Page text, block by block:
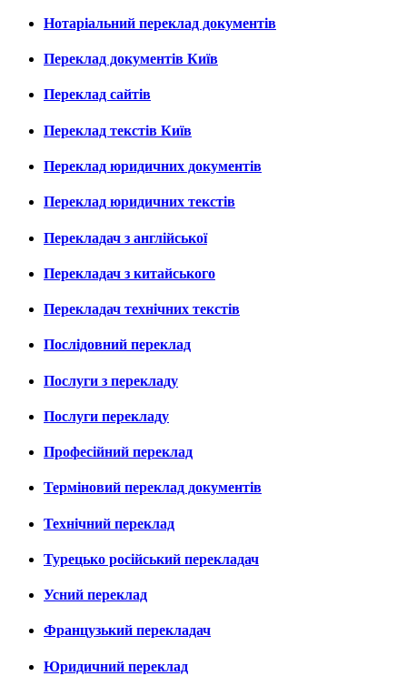
Нотаріальний переклад документів
Переклад документів Київ
Переклад сайтів
Переклад текстів Київ
Переклад юридичних документів
Переклад юридичних текстів
Перекладач з англійської
Перекладач з китайського
Перекладач технічних текстів
Послідовний переклад
Послуги з перекладу
Послуги перекладу
Професійний переклад
Терміновий переклад документів
Технічний переклад
Турецько російський перекладач
Усний переклад
Французький перекладач
Юридичний переклад